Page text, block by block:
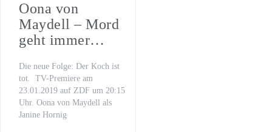
Oona von
Maydell – Mord
geht immer…
Die neue Folge: Der Koch ist
tot. TV-Premiere am
23.01.2019 auf ZDF um 20:15
Uhr. Oona von Maydell als
Janine Hornig